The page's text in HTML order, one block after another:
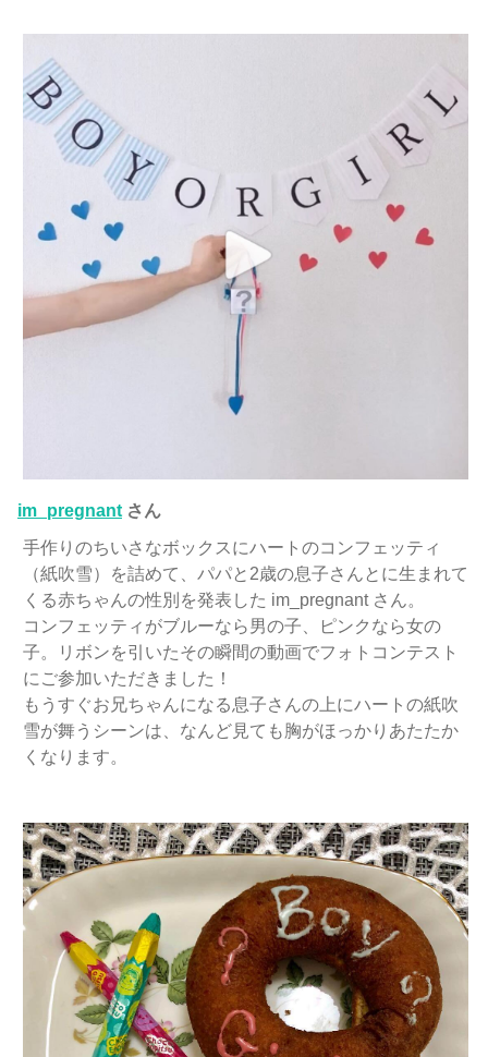
im_pregnantさん
手作りのちいさなボックスにハートのコンフェッティ
（紙吹雪）を詰めて、パパと2歳の息子さんとに生まれて
くる赤ちゃんの性別を発表した im_pregnant さん。
コンフェッティがブルーなら男の子、ピンクなら女の
子。リボンを引いたその瞬間の動画でフォトコンテスト
にご参加いただきました！
もうすぐお兄ちゃんになる息子さんの上にハートの紙吹
雪が舞うシーンは、なんど見ても胸がほっかりあたたか
くなります。